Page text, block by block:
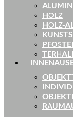
HOLZ
HOLZ-